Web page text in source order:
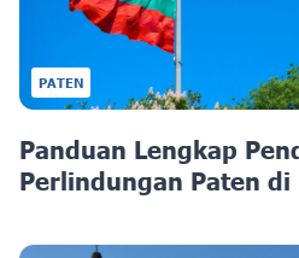
PATEN
Panduan Lengkap
Perlindungan Paten di